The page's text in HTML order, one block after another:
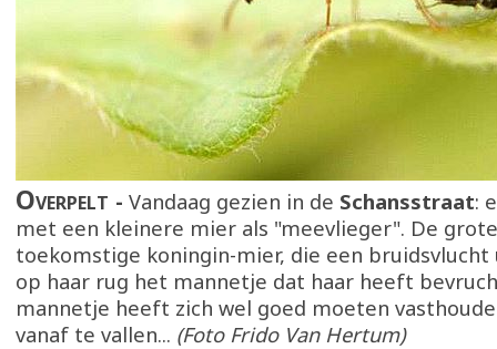
Overpelt Vandaag gezien in de Schansstraat:
met een kleinere mier als "meevlieger". De
toekomstige koningin-mier, die een
op haar rug het mannetje dat haar heeft
mannetje heeft zich wel goed moeten
vanaf te vallen... (Foto Frido Van Hertum)